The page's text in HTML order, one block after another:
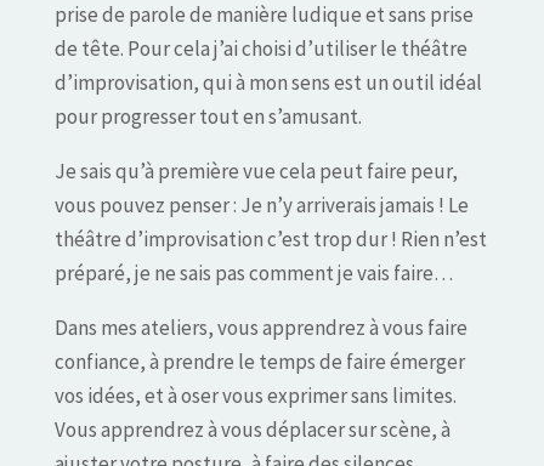
prise de parole de manière ludique et sans prise
de tête. Pour cela j’ai choisi d’utiliser le théâtre
d’improvisation, qui à mon sens est un outil idéal
pour progresser tout en s’amusant.
Je sais qu’à première vue cela peut faire peur,
vous pouvez penser : Je n’y arriverais jamais ! Le
théâtre d’improvisation c’est trop dur ! Rien n’est
préparé, je ne sais pas comment je vais faire…
Dans mes ateliers, vous apprendrez à vous faire
confiance, à prendre le temps de faire émerger
vos idées, et à oser vous exprimer sans limites.
Vous apprendrez à vous déplacer sur scène, à